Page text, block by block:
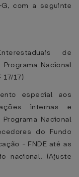
com a seguinte
de
Nacional
17)
especial aos
internas e
Nacional
do Fundo
- FNDE até as
nacional. (Ajuste